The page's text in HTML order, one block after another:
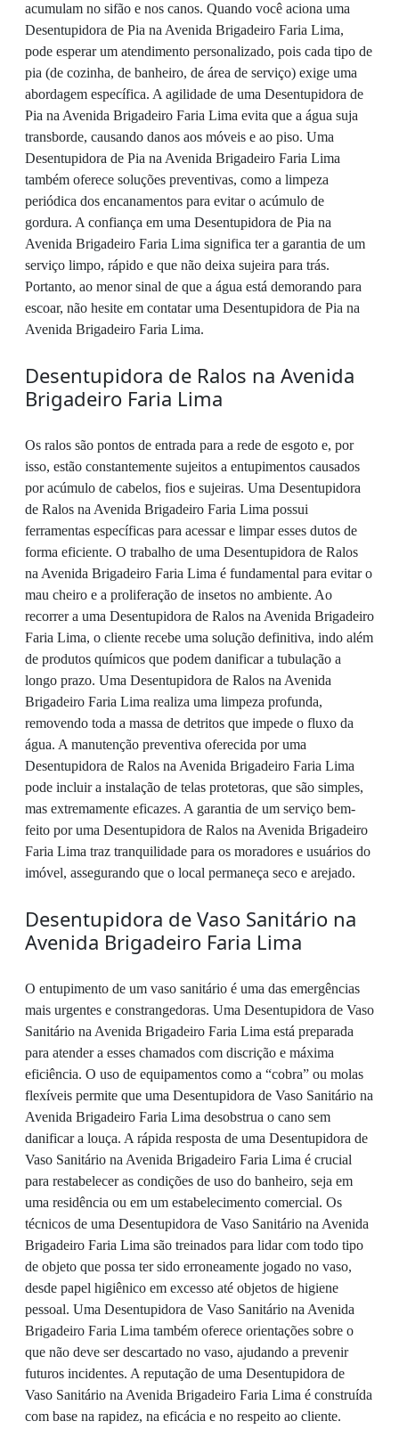
acumulam no sifão e nos canos. Quando você aciona uma
Desentupidora de Pia na Avenida Brigadeiro Faria Lima,
pode esperar um atendimento personalizado, pois cada tipo de
pia (de cozinha, de banheiro, de área de serviço) exige uma
abordagem específica. A agilidade de uma Desentupidora de
Pia na Avenida Brigadeiro Faria Lima evita que a água suja
transborde, causando danos aos móveis e ao piso. Uma
Desentupidora de Pia na Avenida Brigadeiro Faria Lima
também oferece soluções preventivas, como a limpeza
periódica dos encanamentos para evitar o acúmulo de
gordura. A confiança em uma Desentupidora de Pia na
Avenida Brigadeiro Faria Lima significa ter a garantia de um
serviço limpo, rápido e que não deixa sujeira para trás.
Portanto, ao menor sinal de que a água está demorando para
escoar, não hesite em contatar uma Desentupidora de Pia na
Avenida Brigadeiro Faria Lima.
Desentupidora de Ralos na Avenida
Brigadeiro Faria Lima
Os ralos são pontos de entrada para a rede de esgoto e, por
isso, estão constantemente sujeitos a entupimentos causados
por acúmulo de cabelos, fios e sujeiras. Uma Desentupidora
de Ralos na Avenida Brigadeiro Faria Lima possui
ferramentas específicas para acessar e limpar esses dutos de
forma eficiente. O trabalho de uma Desentupidora de Ralos
na Avenida Brigadeiro Faria Lima é fundamental para evitar o
mau cheiro e a proliferação de insetos no ambiente. Ao
recorrer a uma Desentupidora de Ralos na Avenida Brigadeiro
Faria Lima, o cliente recebe uma solução definitiva, indo além
de produtos químicos que podem danificar a tubulação a
longo prazo. Uma Desentupidora de Ralos na Avenida
Brigadeiro Faria Lima realiza uma limpeza profunda,
removendo toda a massa de detritos que impede o fluxo da
água. A manutenção preventiva oferecida por uma
Desentupidora de Ralos na Avenida Brigadeiro Faria Lima
pode incluir a instalação de telas protetoras, que são simples,
mas extremamente eficazes. A garantia de um serviço bem-
feito por uma Desentupidora de Ralos na Avenida Brigadeiro
Faria Lima traz tranquilidade para os moradores e usuários do
imóvel, assegurando que o local permaneça seco e arejado.
Desentupidora de Vaso Sanitário na
Avenida Brigadeiro Faria Lima
O entupimento de um vaso sanitário é uma das emergências
mais urgentes e constrangedoras. Uma Desentupidora de Vaso
Sanitário na Avenida Brigadeiro Faria Lima está preparada
para atender a esses chamados com discrição e máxima
eficiência. O uso de equipamentos como a “cobra” ou molas
flexíveis permite que uma Desentupidora de Vaso Sanitário na
Avenida Brigadeiro Faria Lima desobstrua o cano sem
danificar a louça. A rápida resposta de uma Desentupidora de
Vaso Sanitário na Avenida Brigadeiro Faria Lima é crucial
para restabelecer as condições de uso do banheiro, seja em
uma residência ou em um estabelecimento comercial. Os
técnicos de uma Desentupidora de Vaso Sanitário na Avenida
Brigadeiro Faria Lima são treinados para lidar com todo tipo
de objeto que possa ter sido erroneamente jogado no vaso,
desde papel higiênico em excesso até objetos de higiene
pessoal. Uma Desentupidora de Vaso Sanitário na Avenida
Brigadeiro Faria Lima também oferece orientações sobre o
que não deve ser descartado no vaso, ajudando a prevenir
futuros incidentes. A reputação de uma Desentupidora de
Vaso Sanitário na Avenida Brigadeiro Faria Lima é construída
com base na rapidez, na eficácia e no respeito ao cliente.